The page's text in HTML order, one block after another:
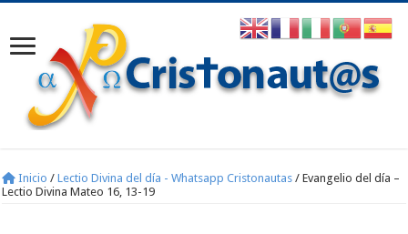
Inicio / Lectio Divina del día - Whatsapp Cristonautas / Evangelio del día –
Lectio Divina Mateo 16, 13-19